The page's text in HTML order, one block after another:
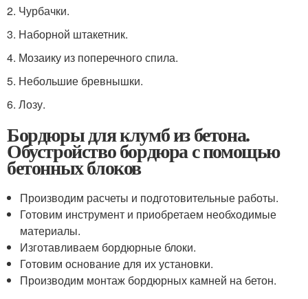
2.​ Чурбачки.
3.​ Наборной штакетник.
4.​ Мозаику из поперечного спила.
5.​ Небольшие бревнышки.
6.​ Лозу.
Бордюры для клумб из бетона.
Обустройство бордюра с помощью
бетонных блоков
Производим расчеты и подготовительные работы.
Готовим инструмент и приобретаем необходимые
материалы.
Изготавливаем бордюрные блоки.
Готовим основание для их установки.
Производим монтаж бордюрных камней на бетон.